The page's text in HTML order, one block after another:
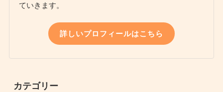
ていきます。
詳しいプロフィールはこちら
カテゴリー